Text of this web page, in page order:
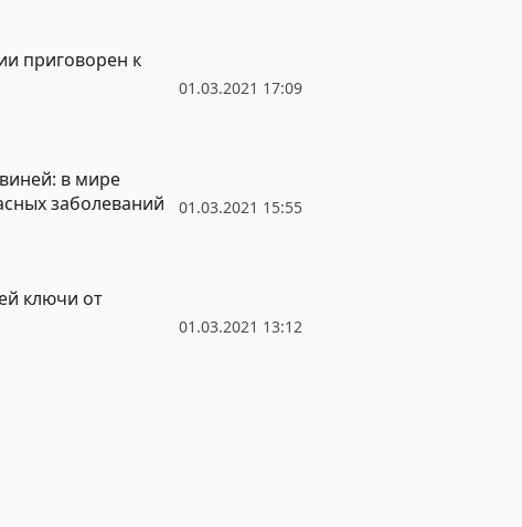
01.03.2021 17:09
приговорен к
01.03.2021 15:55
в мире
заболеваний
01.03.2021 13:12
ключи от